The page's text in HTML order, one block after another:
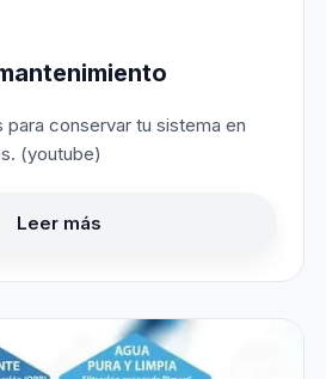
para conservar tu sistema en
(youtube)
Leer más